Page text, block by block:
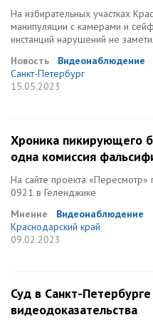
На избирательных участках
манипуляции с камерами и
инстанций нарушений не
Новость
Видеонаблюдение
Санкт-Петербург
15.05.2023
Хроника пикирующего
одна комиссия
На сайте проекта
0921 в Геленджике
Мнение
Видеонаблюдение
Краснодарский край
09.02.2023
Суд в Санкт-
видеодоказательства